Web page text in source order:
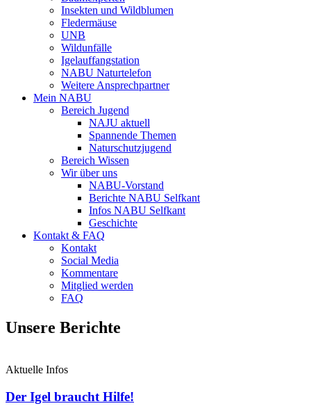
Insekten und Wildblumen
Fledermäuse
UNB
Wildunfälle
Igelauffangstation
NABU Naturtelefon
Weitere Ansprechpartner
Mein NABU
Bereich Jugend
NAJU aktuell
Spannende Themen
Naturschutzjugend
Bereich Wissen
Wir über uns
NABU-Vorstand
Berichte NABU Selfkant
Infos NABU Selfkant
Geschichte
Kontakt & FAQ
Kontakt
Social Media
Kommentare
Mitglied werden
FAQ
Unsere Berichte
Aktuelle Infos
Der Igel braucht Hilfe!